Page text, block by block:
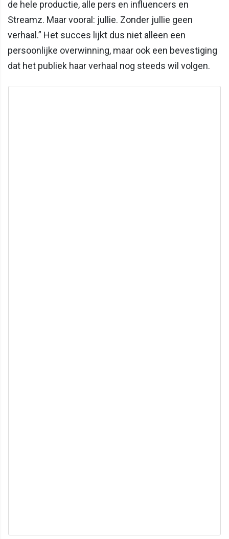
de hele productie, alle pers en influencers en
Streamz. Maar vooral: jullie. Zonder jullie geen
verhaal.” Het succes lijkt dus niet alleen een
persoonlijke overwinning, maar ook een bevestiging
dat het publiek haar verhaal nog steeds wil volgen.